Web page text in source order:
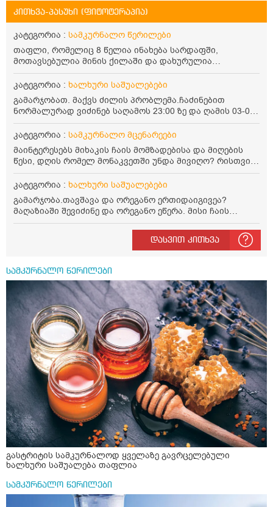
კითხვა-პასუხი (ფიტოტერაპია)
კატეგორია : სამკურნალო წერილები
თაფლი, რომელიც 8 წელია ინახება სარდაფში,
მოთავსებულია მინის ქილაში და დახურულია
პლასტმასის სახურავით. ექნება თუ არა შენარჩუნებული
სასარგებლო თვისებები და შეიძლება თუ არა მისი
მირთმევა? გმადლობთ.
კატეგორია : ხალხური საშუალებები
გამარჯობათ. მაქვს ძილის პრობლემა.ჩაძინებით
ნორმალურად ვიძინებ საღამოს 23:00 ზე და ღამის 03-00
ან 04:00 საათზე მეღვიძება და მერე ვერ ვიძინებ
ვერაფრით.რამე ხალხური საშუალება თუ არის ამ
პრობლემის მოსაგვარებლად
კატეგორია : სამკურნალო მცენარეები
მაინტერესებს მიხაკის ჩაის მომზადებისა და მიღების
წესი, დღის რომელ მონაკვეთში უნდა მივიღო? რისთვის
არის სასარგებლო და უკუჩვენება თუ აქვს
კატეგორია : ხალხური საშუალებები
გამარჯობა.თავშავა და ორეგანო ერთიდაიგივეა?
მაღაზიაში შევიძინე და ორეგანო ეწერა. მისი ჩაის
დალევის წესი მაინტერესებს.რისთვის არის კარგი?
წავიკითხე რომ: 1 ჭიქა თბილ წყალში ჩავყაროთ 1 ჩაის
კოვზი დაქუცმაცებული და გამხმარი ორეგანო და
მიზანი: ანტიოქსიდანტური და ანთების საწინააღმდეგო
თვისება. სწორია ეს ინფორმაცია? უკუჩვენება რა აქვს
და ბრონქულ ასთმას თუ შველის ორეგანოს ჩაი?
დასვით კითხვა
სამკურნალო წერილები
გასტრიტის სამკურნალოდ ყველაზე გავრცელებული
ხალხური საშუალება თაფლია
სამკურნალო წერილები